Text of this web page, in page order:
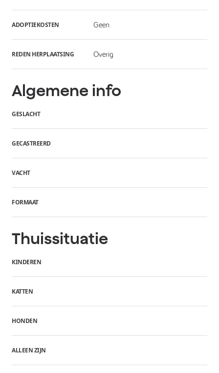
ADOPTIEKOSTEN Geen
REDEN HERPLAATSING Overig
Algemene info
GESLACHT
GECASTREERD
VACHT
FORMAAT
Thuissituatie
KINDEREN
KATTEN
HONDEN
ALLEEN ZIJN